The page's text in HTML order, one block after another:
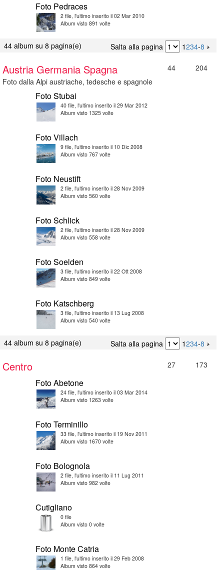
Foto Pedraces
2 file, l'ultimo inserito il 02 Mar 2010
Album visto 891 volte
44 album su 8 pagina(e) Salta alla pagina 1234-8
Austria Germania Spagna
Foto dalla Alpi austriache, tedesche e spagnole
44 204
Foto Stubai
40 file, l'ultimo inserito il 29 Mar 2012
Album visto 1325 volte
Foto Villach
9 file, l'ultimo inserito il 10 Dic 2008
Album visto 767 volte
Foto Neustift
2 file, l'ultimo inserito il 28 Nov 2009
Album visto 560 volte
Foto Schlick
2 file, l'ultimo inserito il 28 Nov 2009
Album visto 558 volte
Foto Soelden
3 file, l'ultimo inserito il 22 Ott 2008
Album visto 849 volte
Foto Katschberg
3 file, l'ultimo inserito il 13 Lug 2008
Album visto 540 volte
44 album su 8 pagina(e) Salta alla pagina 1234-8
Centro 27 173
Foto Abetone
24 file, l'ultimo inserito il 03 Mar 2014
Album visto 1263 volte
Foto Terminillo
33 file, l'ultimo inserito il 19 Nov 2011
Album visto 1670 volte
Foto Bolognola
2 file, l'ultimo inserito il 11 Lug 2011
Album visto 982 volte
Cutigliano
0 file
Album visto 0 volte
Foto Monte Catria
1 file, l'ultimo inserito il 29 Feb 2008
Album visto 864 volte